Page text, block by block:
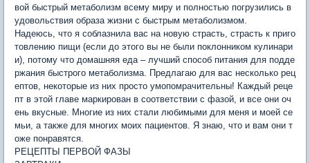
вой быстрый метаболизм всему миру и полностью погрузились в
удовольствия образа жизни с быстрым метаболизмом.
Надеюсь, что я соблазнила вас на новую страсть, страсть к приго
товлению пищи (если до этого вы не были поклонником кулинари
и), потому что домашняя еда – лучший способ питания для подде
ржания быстрого метаболизма. Предлагаю для вас несколько рец
ептов, некоторые из них просто умопомрачительны! Каждый реце
пт в этой главе маркирован в соответствии с фазой, и все они оч
ень вкусные. Многие из них стали любимыми для меня и моей се
мьи, а также для многих моих пациентов. Я знаю, что и вам они т
оже понравятся.
РЕЦЕПТЫ ПЕРВОЙ ФАЗЫ